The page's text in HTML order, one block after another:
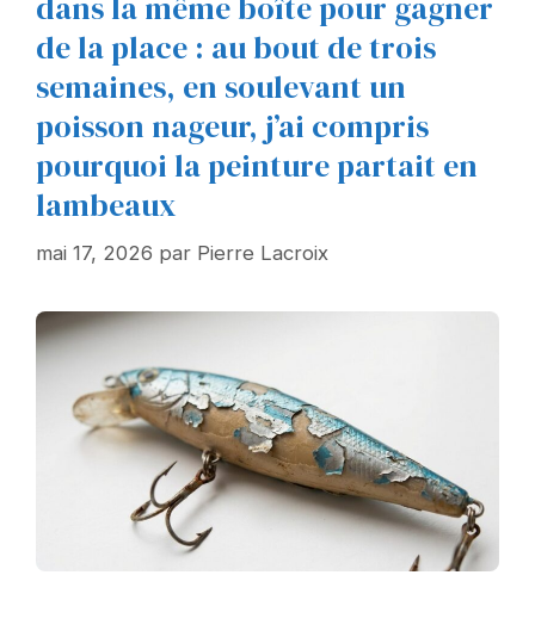
de la place : au bout de trois
semaines, en soulevant un
poisson nageur, j’ai compris
pourquoi la peinture partait en
lambeaux
mai 17, 2026 par Pierre Lacroix